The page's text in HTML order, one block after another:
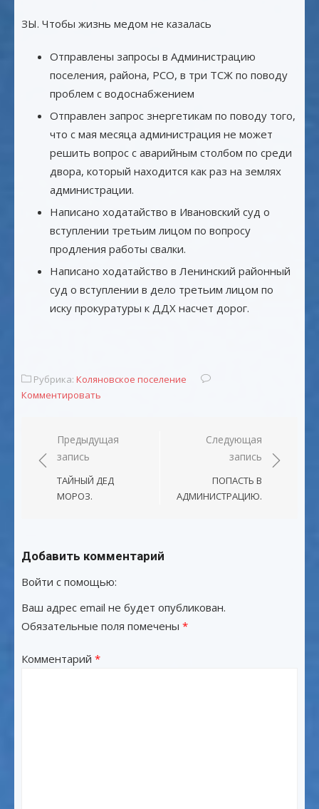
ЗЫ. Чтобы жизнь медом не казалась
Отправлены запросы в Администрацию
поселения, района, РСО, в три ТСЖ по поводу
проблем с водоснабжением
Отправлен запрос знергетикам по поводу того,
что с мая месяца администрация не может
решить вопрос с аварийным столбом по среди
двора, который находится как раз на землях
администрации.
Написано ходатайство в Ивановский суд о
вступлении третьим лицом по вопросу
продления работы свалки.
Написано ходатайство в Ленинский районный
суд о вступлении в дело третьим лицом по
иску прокуратуры к ДДХ насчет дорог.
Рубрика: Коляновское поселение
Комментировать
Навигация
по
записям
Предыдущая
запись
ТАЙНЫЙ ДЕД
МОРОЗ.
Следующая
запись
ПОПАСТЬ В
АДМИНИСТРАЦИЮ.
Добавить комментарий
Войти с помощью:
Ваш адрес email не будет опубликован.
Обязательные поля помечены *
Комментарий *